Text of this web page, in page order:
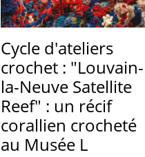
Cycle d'ateliers
crochet : "Louvain-
la-Neuve Satellite
Reef" : un récif
corallien crocheté
au Musée L